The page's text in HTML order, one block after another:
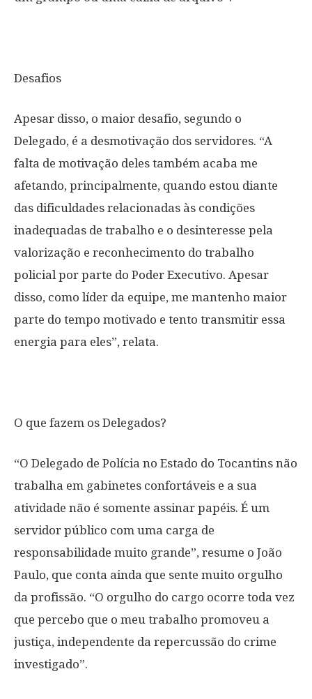
Desafios
Apesar disso, o maior desafio, segundo o
Delegado, é a desmotivação dos servidores. “A
falta de motivação deles também acaba me
afetando, principalmente, quando estou diante
das dificuldades relacionadas às condições
inadequadas de trabalho e o desinteresse pela
valorização e reconhecimento do trabalho
policial por parte do Poder Executivo. Apesar
disso, como líder da equipe, me mantenho maior
parte do tempo motivado e tento transmitir essa
energia para eles”, relata.
O que fazem os Delegados?
“O Delegado de Polícia no Estado do Tocantins não
trabalha em gabinetes confortáveis e a sua
atividade não é somente assinar papéis. É um
servidor público com uma carga de
responsabilidade muito grande”, resume o João
Paulo, que conta ainda que sente muito orgulho
da profissão. “O orgulho do cargo ocorre toda vez
que percebo que o meu trabalho promoveu a
justiça, independente da repercussão do crime
investigado”.